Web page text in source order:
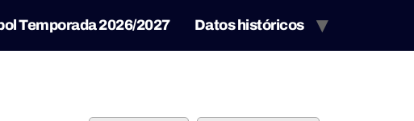
Temporada 2026/2027 Datos históricos